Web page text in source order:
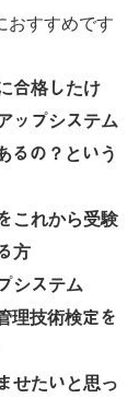
すすめです
合格したけ
ップシステム
るの？という
これから受験
方
システム
理技術検定を
せたいと思っ